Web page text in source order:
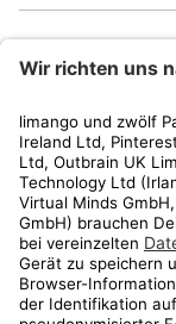
Kundenservice
Shop
Aktionen
Travel